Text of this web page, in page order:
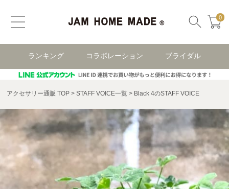
0
ランキング コラボレーション ブライダル
アクセサリー通販 TOP STAFF VOICE一覧 Black 4のSTAFF VOICE